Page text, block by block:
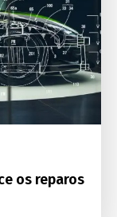
os reparos